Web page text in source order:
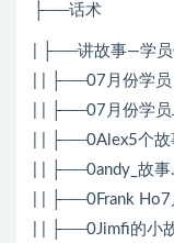
├──话术
| ├──讲故事—学
| | ├──07月份学
| | ├──07月份学
| | ├──0Alex5个
| | ├──0andy_故
| | ├──0Frank
| | ├──0Jimfi的小